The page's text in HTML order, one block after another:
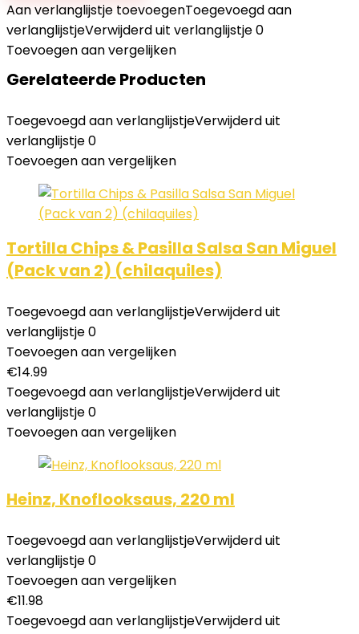
Aan verlanglijstje toevoegenToegevoegd aan
verlanglijstjeVerwijderd uit verlanglijstje0
Toevoegen aan vergelijken
Gerelateerde Producten
Toegevoegd aan verlanglijstjeVerwijderd uit
verlanglijstje0
Toevoegen aan vergelijken
Tortilla Chips & Pasilla Salsa San Miguel
(Pack van 2) (chilaquiles)
Toegevoegd aan verlanglijstjeVerwijderd uit
verlanglijstje0
Toevoegen aan vergelijken
€14.99
Toegevoegd aan verlanglijstjeVerwijderd uit
verlanglijstje0
Toevoegen aan vergelijken
Heinz, Knoflooksaus, 220 ml
Toegevoegd aan verlanglijstjeVerwijderd uit
verlanglijstje0
Toevoegen aan vergelijken
€11.98
Toegevoegd aan verlanglijstjeVerwijderd uit